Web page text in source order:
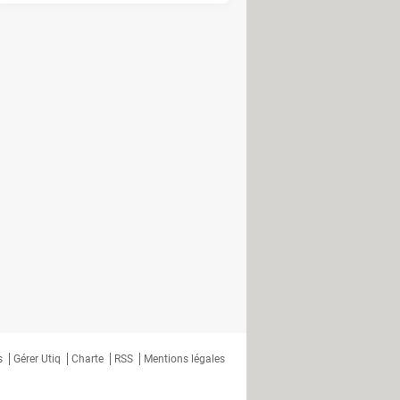
de Lenovo et Motorola
fin 2024
des fonds publics dans le
de personnes disparues
et smartphones
fil autorisée en France
qui veut changer le monde
ou rajeunit les acteurs
avec des personnalités
Gérer Utiq Charte RSS
Mentions légales